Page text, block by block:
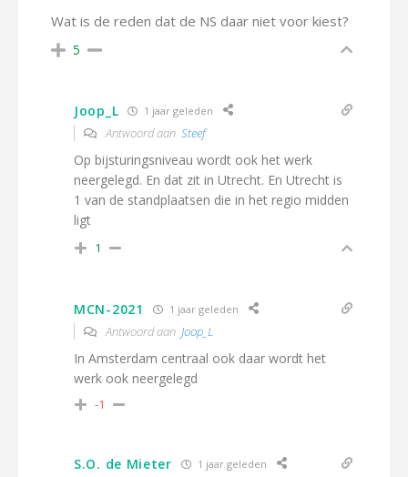
Wat is de reden dat de NS daar niet voor kiest?
5
Joop_L 1 jaar geleden
Antwoord aan Steef
Op bijsturingsniveau wordt ook het werk
neergelegd. En dat zit in Utrecht. En Utrecht is
1 van de standplaatsen die in het regio midden
ligt
1
MCN-2021 1 jaar geleden
Antwoord aan Joop_L
In Amsterdam centraal ook daar wordt het
werk ook neergelegd
-1
S.O. de Mieter 1 jaar geleden